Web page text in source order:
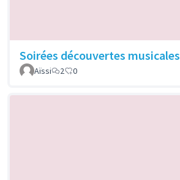
Soirées découvertes musicales
Aïssi
2 0